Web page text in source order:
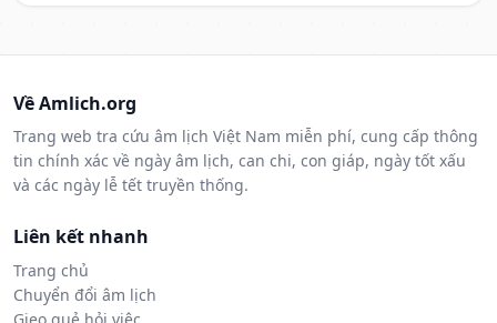
Về Amlich.org
Trang web tra cứu âm lịch Việt Nam miễn phí, cung cấp thông
tin chính xác về ngày âm lịch, can chi, con giáp, ngày tốt xấu
và các ngày lễ tết truyền thống.
Liên kết nhanh
Trang chủ
Chuyển đổi âm lịch